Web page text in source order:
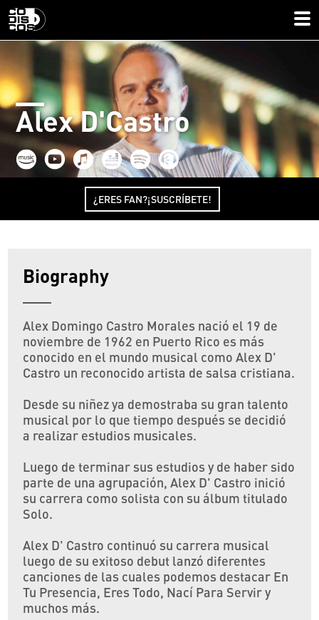
Alex D'Castro
¿ERES FAN?¡SUSCRÍBETE!
Biography
Alex Domingo Castro Morales nació el 19 de
noviembre de 1962 en Puerto Rico es más
conocido en el mundo musical como Alex D'
Castro un reconocido artista de salsa cristiana.
Desde su niñez ya demostraba su gran talento
musical por lo que tiempo después se decidió
a realizar estudios musicales.
Luego de terminar sus estudios y de haber sido
parte de una agrupación, Alex D' Castro inició
su carrera como solista con su álbum titulado
Solo.
Alex D' Castro continuó su carrera musical
luego de su exitoso debut lanzó diferentes
canciones de las cuales podemos destacar En
Tu Presencia, Eres Todo, Nací Para Servir y
muchos más.